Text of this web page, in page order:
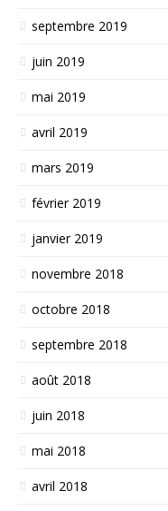
septembre 2019
juin 2019
mai 2019
avril 2019
mars 2019
février 2019
janvier 2019
novembre 2018
octobre 2018
septembre 2018
août 2018
juin 2018
mai 2018
avril 2018